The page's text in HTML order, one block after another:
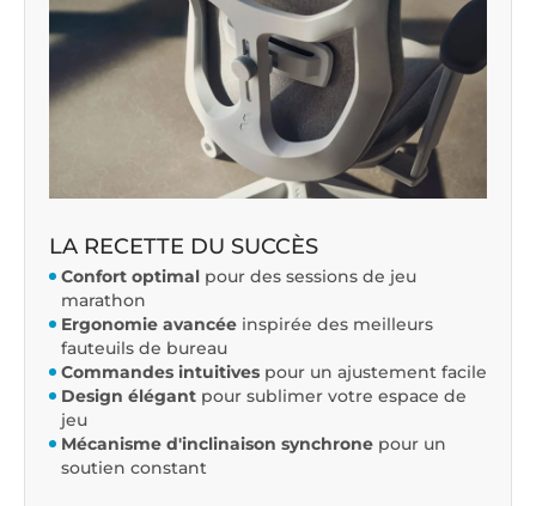
LA RECETTE DU SUCCÈS
Confort optimal pour des sessions de jeu
marathon
Ergonomie avancée inspirée des meilleurs
fauteuils de bureau
Commandes intuitives pour un ajustement facile
Design élégant pour sublimer votre espace de
jeu
Mécanisme d'inclinaison synchrone pour un
soutien constant